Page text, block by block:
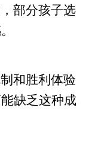
部分孩子选
和胜利体验
缺乏这种成